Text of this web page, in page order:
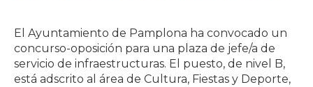
El Ayuntamiento de Pamplona ha convocado un
concurso-oposición para una plaza de jefe/a de
servicio de infraestructuras. El puesto, de nivel B,
está adscrito al área de Cultura, Fiestas y Deporte,